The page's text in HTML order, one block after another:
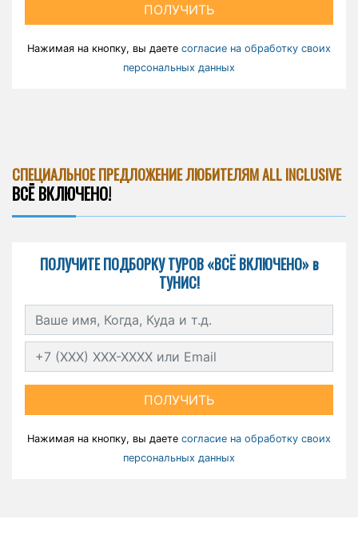
ПОЛУЧИТЬ
Нажимая на кнопку, вы даете согласие на обработку своих
персональных данных
СПЕЦИАЛЬНОЕ ПРЕДЛОЖЕНИЕ ЛЮБИТЕЛЯМ ALL INCLUSIVE
ВСЁ ВКЛЮЧЕНО!
ПОЛУЧИТЕ ПОДБОРКУ ТУРОВ «ВСЁ ВКЛЮЧЕНО» в
ТУНИС!
ПОЛУЧИТЬ
Нажимая на кнопку, вы даете согласие на обработку своих
персональных данных